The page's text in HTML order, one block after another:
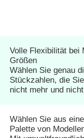
Volle Flexibilität bei
Größen
Wählen Sie genau
Stückzahlen, die
nicht mehr und
Wählen Sie aus
Palette von